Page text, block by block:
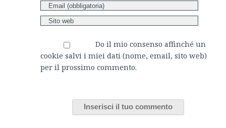
Do il mio consenso affinché un
cookie salvi i miei dati (nome, email, sito web)
per il prossimo commento.